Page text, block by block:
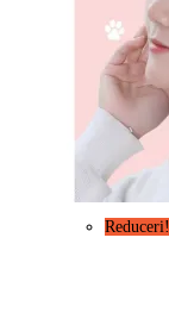
Reduceri!